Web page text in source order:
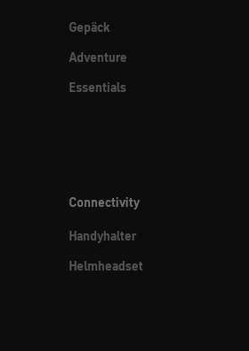
Gepäck
Adventure
Essentials
Connectivity
Handyhalter
Helmheadset